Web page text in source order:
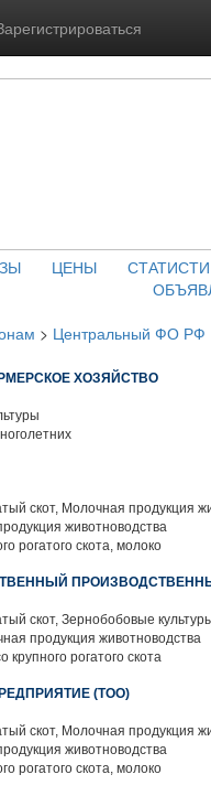
ЦЕНЫ
> Центральный ФО РФ
ХОЗЯЙСТВО
скот, Молочная продукция
животноводства
рогатого скота, молоко
скот, Зернобобовые
продукция животноводства
крупного рогатого скота
(ТОО)
скот, Молочная продукция
животноводства
рогатого скота, молоко